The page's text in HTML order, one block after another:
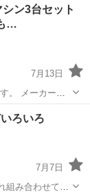
ン3台セット
…
7月13日
：
ション／アダクショ...
ろいろ
7月7日
み合わせて5